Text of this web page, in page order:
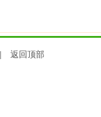
| 返回顶部